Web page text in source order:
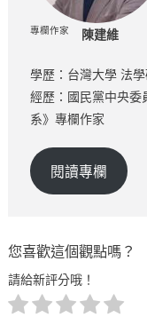
專欄作家 陳建維
學歷：台灣大學 法
經歷：國民黨中央委
系》專欄作家
閱讀專欄
您喜歡這個觀點嗎？
請給新評分哦！